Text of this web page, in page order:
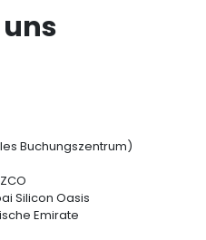
Buchungszentrum)
Silicon Oasis
Emirate